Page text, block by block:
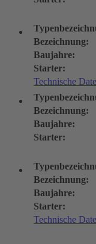
Bezeichnung:
Baujahre:
Starter:
Technische
Bezeichnung:
Baujahre:
Starter:
Bezeichnung:
Baujahre:
Starter:
Technische